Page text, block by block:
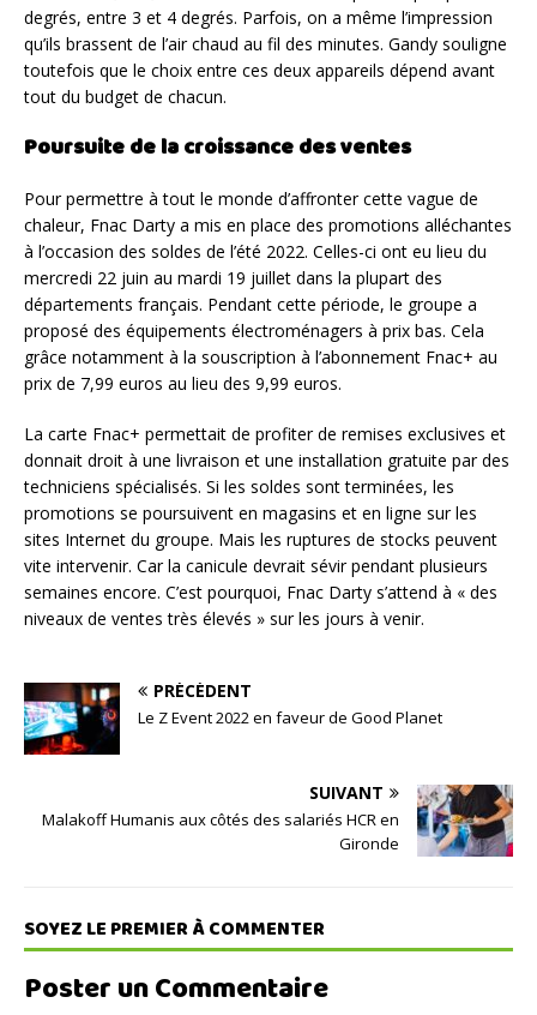
degrés, entre 3 et 4 degrés. Parfois, on a même l’impression
qu’ils brassent de l’air chaud au fil des minutes. Gandy souligne
toutefois que le choix entre ces deux appareils dépend avant
tout du budget de chacun.
Poursuite de la croissance des ventes
Pour permettre à tout le monde d’affronter cette vague de
chaleur, Fnac Darty a mis en place des promotions alléchantes
à l’occasion des soldes de l’été 2022. Celles-ci ont eu lieu du
mercredi 22 juin au mardi 19 juillet dans la plupart des
départements français. Pendant cette période, le groupe a
proposé des équipements électroménagers à prix bas. Cela
grâce notamment à la souscription à l’abonnement Fnac+ au
prix de 7,99 euros au lieu des 9,99 euros.
La carte Fnac+ permettait de profiter de remises exclusives et
donnait droit à une livraison et une installation gratuite par des
techniciens spécialisés. Si les soldes sont terminées, les
promotions se poursuivent en magasins et en ligne sur les
sites Internet du groupe. Mais les ruptures de stocks peuvent
vite intervenir. Car la canicule devrait sévir pendant plusieurs
semaines encore. C’est pourquoi, Fnac Darty s’attend à « des
niveaux de ventes très élevés » sur les jours à venir.
PRÉCÉDENT
Le Z Event 2022 en faveur de Good Planet
SUIVANT
Malakoff Humanis aux côtés des salariés HCR en
Gironde
SOYEZ LE PREMIER À COMMENTER
Poster un Commentaire